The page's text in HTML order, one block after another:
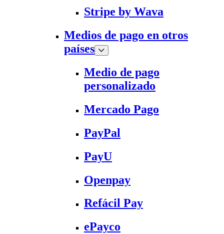
Stripe by Wava
Medios de pago en otros
países
Medio de pago
personalizado
Mercado Pago
PayPal
PayU
Openpay
Refácil Pay
ePayco